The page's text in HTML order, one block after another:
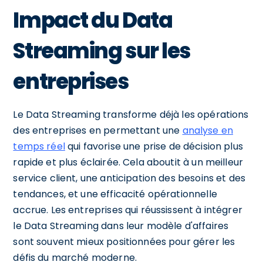
Impact du Data
Streaming sur les
entreprises
Le Data Streaming transforme déjà les opérations
des entreprises en permettant une analyse en
temps réelqui favorise une prise de décision plus
rapide et plus éclairée. Cela aboutit à un meilleur
service client, une anticipation des besoins et des
tendances, et une efficacité opérationnelle
accrue. Les entreprises qui réussissent à intégrer
le Data Streaming dans leur modèle d'affaires
sont souvent mieux positionnées pour gérer les
défis du marché moderne.